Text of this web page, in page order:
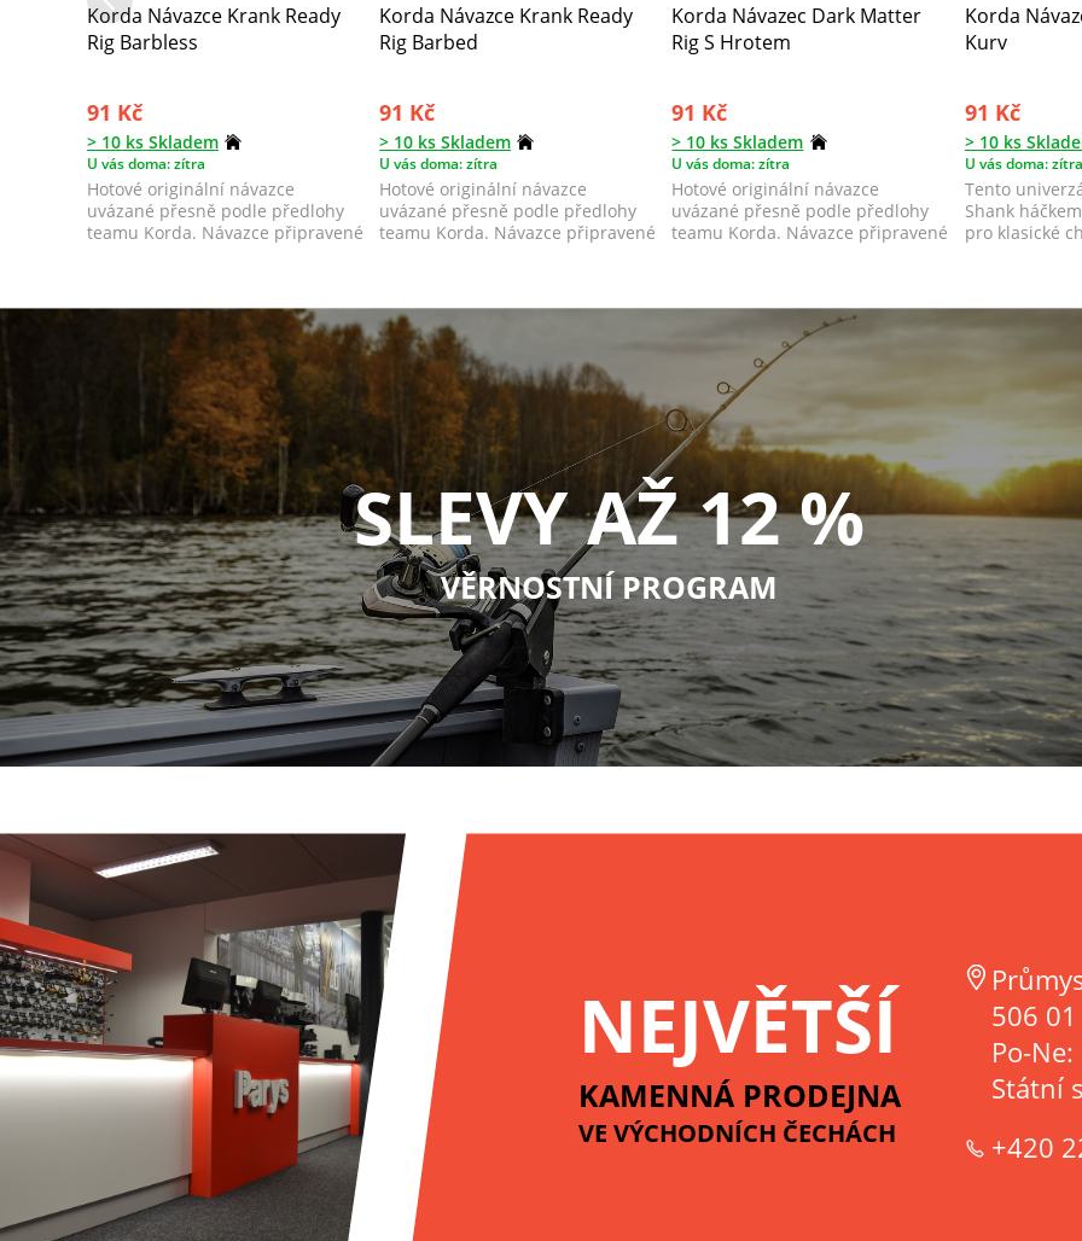
Korda Návazce Krank Ready
Rig Barbless
91 Kč
> 10 ks Skladem
U vás doma: zítra
Hotové originální návazce
uvázané přesně podle předlohy
teamu Korda. Návazce připravené
Korda Návazce Krank Ready
Rig Barbed
91 Kč
> 10 ks Skladem
U vás doma: zítra
Hotové originální návazce
uvázané přesně podle předlohy
teamu Korda. Návazce připravené
Korda Návazec Dark Matter
Rig S Hrotem
91 Kč
> 10 ks Skladem
U vás doma: zítra
Hotové originální návazce
uvázané přesně podle předlohy
teamu Korda. Návazce připravené
Korda
Kurv
91 Kč
> 10 ks
U vás doma: zítra
Tento
Shank
pro klasické
SLEVY AŽ 12 %
VĚRNOSTNÍ PROGRAM
NEJVĚTŠÍ
KAMENNÁ PRODEJNA
VE VÝCHODNÍCH ČECHÁCH
506 01
Po-
Státní
+420